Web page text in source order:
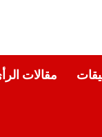
مقالات